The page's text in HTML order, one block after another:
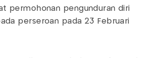
permohonan pengunduran diri
perseroan pada 23 Februari